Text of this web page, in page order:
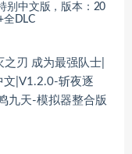
别中文版，版本：20
全DLC